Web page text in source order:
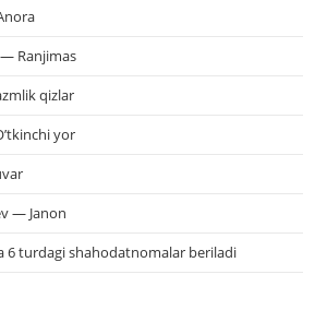
Ranjimas
qizlar
yor
— Janon
6 turdagi shahodatnomalar beriladi